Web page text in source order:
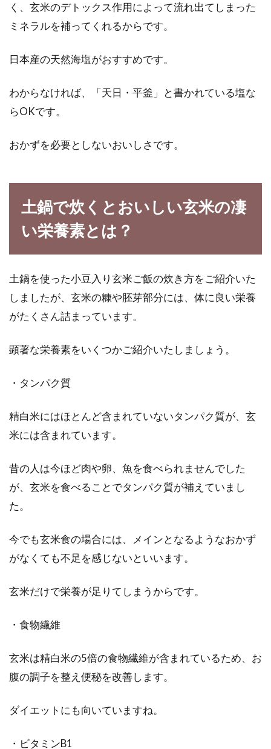
手作り味噌には憧れを抱く方も多いとは思いま
すが「難しいのでは！？」と、つい手が出ない
ご飯を冷蔵庫に入れたときの保存期
冷蔵庫に入れたご飯は味が落ちて、パサパサと
ダイエットに最適！玄米を使ったお
粥の炊き方
白米よりも多くのビタミンや食物繊維を含み、
栄養価が高い玄米は「完全栄養食」といわれて
います。...
く、玄米のデトックス作用によって流れ出てしまった
ミネラルを補ってくれるからです。
日本産の天然海塩がおすすめです。
わからなければ、「天日・平釜」と書かれている塩な
らOKです。
おかずを必要としないおいしさです。
土鍋で炊くとおいしい玄米の凄
い栄養素とは？
土鍋を使った小豆入り玄米ご飯の炊き方をご紹介いた
しましたが、玄米の糠や胚芽部分には、体に良い栄養
がたくさん詰まっています。
顕著な栄養素をいくつかご紹介いたしましょう。
・タンパク質
精白米にはほとんど含まれていないタンパク質が、玄
米には含まれています。
昔の人は今ほど肉や卵、魚を食べられませんでした
が、玄米を食べることでタンパク質が補えていまし
た。
今でも玄米食の場合には、メインとなるようなおかず
がなくても不足を感じないといいます。
玄米だけで栄養が足りてしまうからです。
・食物繊維
玄米は精白米の5倍の食物繊維が含まれているため、お
腹の調子を整え便秘を改善します。
ダイエットにも向いていますね。
・ビタミンB1